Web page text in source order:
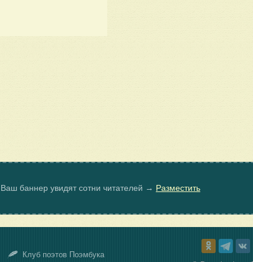
Ваш баннер увидят сотни читателей → Разместить
Клуб поэтов Поэмбука